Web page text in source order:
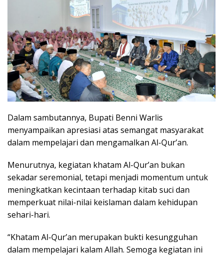
Dalam sambutannya, Bupati Benni Warlis
menyampaikan apresiasi atas semangat masyarakat
dalam mempelajari dan mengamalkan Al-Qur’an.
Menurutnya, kegiatan khatam Al-Qur’an bukan
sekadar seremonial, tetapi menjadi momentum untuk
meningkatkan kecintaan terhadap kitab suci dan
memperkuat nilai-nilai keislaman dalam kehidupan
sehari-hari.
“Khatam Al-Qur’an merupakan bukti kesungguhan
dalam mempelajari kalam Allah. Semoga kegiatan ini